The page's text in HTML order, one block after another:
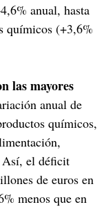
anual, hasta
químicos (+3,6%
las mayores
anual de
químicos,
Así, el déficit
de euros en
menos que en